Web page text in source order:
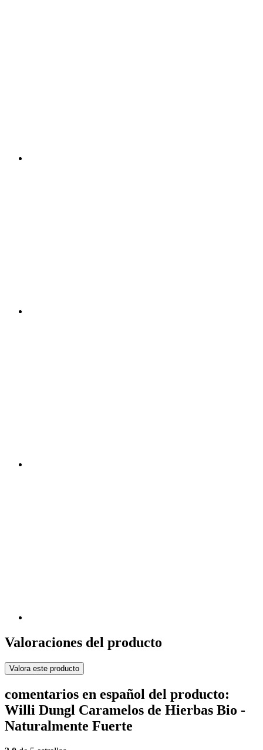
Valoraciones del producto
Valora este producto
comentarios en español del producto:
Willi Dungl Caramelos de Hierbas Bio -
Naturalmente Fuerte